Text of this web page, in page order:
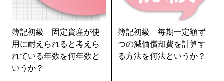
簿記初級 固定資産が使
用に耐えられると考えら
れている年数を何年数と
いうか？
簿記初級 毎期一定額ず
つの減価償却費を計算す
る方法を何法というか？